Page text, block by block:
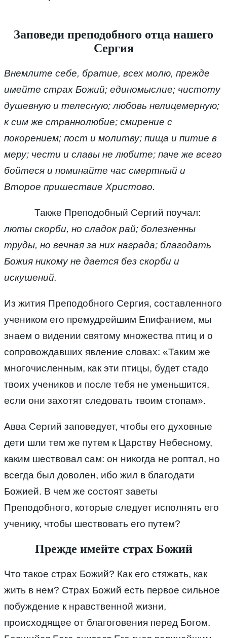
Заповеди преподобного отца нашего
Сергия
Внемлите себе, братие, всех молю, прежде
имейте страх Божий; единомыслие; чистоту
душевную и телесную; любовь нелицемерную;
к сим же страннолюбие; смирение с
покорением; пост и молитву; пища и питие в
меру; чести и славы не любите; паче же всего
бойтеся и поминайте час смертный и
Второе пришествие Христово.
Также Преподобный Сергий поучал:
люты скорби, но сладок рай; болезненны
труды, но вечная за них награда; благодать
Божия никому не дается без скорби и
искушений.
Из жития Преподобного Сергия, составленного
учеником его премудрейшим Епифанием, мы
знаем о видении святому множества птиц и о
сопровождавших явление словах: «Таким же
многочисленным, как эти птицы, будет стадо
твоих учеников и после тебя не уменьшится,
если они захотят следовать твоим стопам».
Авва Сергий заповедует, чтобы его духовные
дети шли тем же путем к Царству Небесному,
каким шествовал сам: он никогда не роптал, но
всегда был доволен, ибо жил в благодати
Божией. В чем же состоят заветы
Преподобного, которые следует исполнять его
ученику, чтобы шествовать его путем?
Прежде имейте страх Божий
Что такое страх Божий? Как его стяжать, как
жить в нем? Страх Божий есть первое сильное
побуждение к нравственной жизни,
происходящее от благоговения перед Богом.